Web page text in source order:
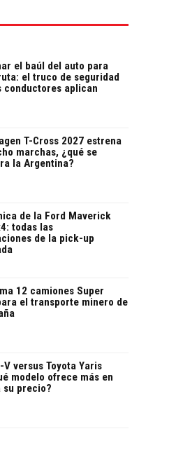
el baúl del auto para
el truco de seguridad
conductores aplican
T-Cross 2027 estrena
marchas, ¿qué se
la Argentina?
de la Ford Maverick
todas las
de la pick-up
12 camiones Super
el transporte minero de
V versus Toyota Yaris
modelo ofrece más en
su precio?